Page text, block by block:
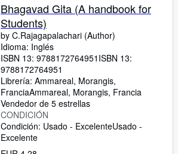
Bhagavad Gita (A handbook for
Students)
by C.Rajagapalachari (Author)
Idioma: Inglés
ISBN 13: 9788172764951 ISBN 13:
9788172764951
Librería: Ammareal, Morangis,
FranciaAmmareal, Morangis, Francia
Vendedor de 5 estrellas
CONDICIÓN
Condición: Usado - ExcelenteUsado -
Excelente